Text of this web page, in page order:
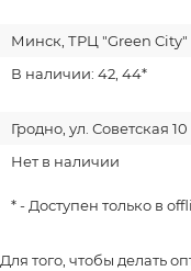
Минск, ТРЦ "Green City"
В наличии: 42, 44*
Гродно, ул. Советская 10
Нет в наличии
* - Доступен только в
Для того, чтобы делать